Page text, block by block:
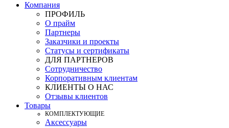
Компания
ПРОФИЛЬ
О прайм
Партнеры
Заказчики и проекты
Статусы и сертификаты
ДЛЯ ПАРТНЕРОВ
Сотрудничество
Корпоративным клиентам
КЛИЕНТЫ О НАС
Отзывы клиентов
Товары
КOМПЛЕКТУЮЩИЕ
Аксессуары